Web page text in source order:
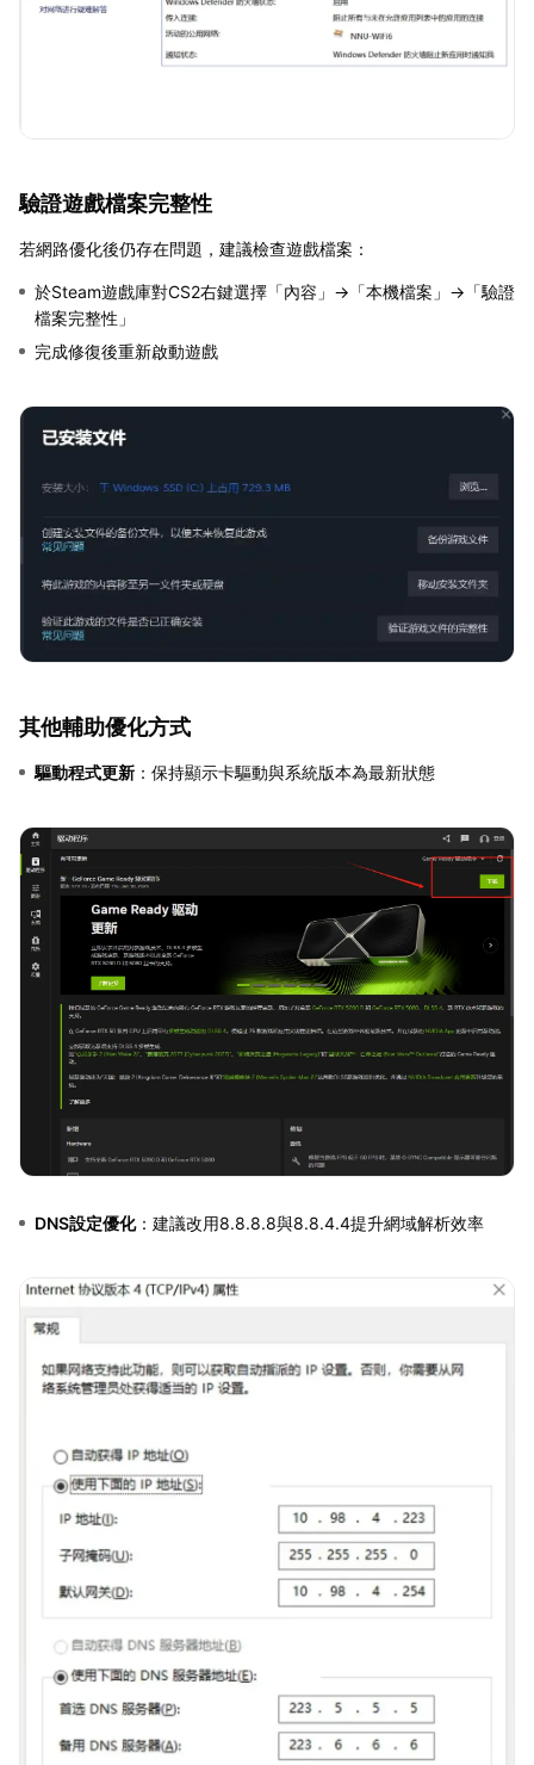
驗證遊戲檔案完整性
若網路優化後仍存在問題，建議檢查遊戲檔案：
於Steam遊戲庫對CS2右鍵選擇「內容」→「本機檔案」→「驗證
檔案完整性」
完成修復後重新啟動遊戲
其他輔助優化方式
驅動程式更新 ：保持顯示卡驅動與系統版本為最新狀態
DNS設定優化：建議改用8.8.8.8與8.8.4.4提升網域解析效率